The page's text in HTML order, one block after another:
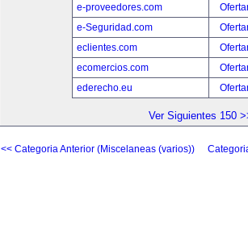
e-proveedores.com
e-Seguridad.com
eclientes.com
ecomercios.com
ederecho.eu
Ver Siguientes 150
<< Categoria Anterior (Miscelaneas (varios))